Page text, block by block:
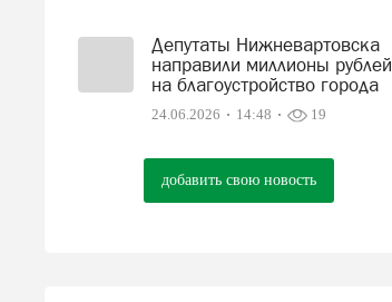
Депутаты Нижневартовска
направили миллионы рублей
на благоустройство города
24.06.2026 14:48 19
добавить свою новость